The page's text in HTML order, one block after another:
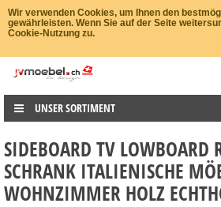
Wir verwenden Cookies, um Ihnen den
gewährleisten. Wenn Sie auf der Seite
Cookie-Nutzung zu.
UNSER SORTIMENT
SIDEBOARD TV LOWBOARD
SCHRANK ITALIENISCHE
WOHNZIMMER HOLZ